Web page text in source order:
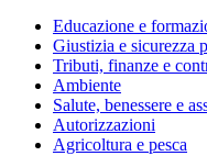
Educazione e
Giustizia e sicurezza
Tributi, finanze e
Ambiente
Salute, benessere e
Autorizzazioni
Agricoltura e pesca